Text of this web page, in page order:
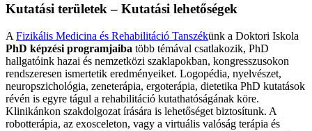
Kutatási területek – Kutatási lehetőségek
A Fizikális Medicina és Rehabilitáció Tanszékünk a Doktori Iskola
PhD képzési programjaiba több témával csatlakozik, PhD
hallgatóink hazai és nemzetközi szaklapokban, kongresszusokon
rendszeresen ismertetik eredményeiket. Logopédia, nyelvészet,
neuropszichológia, zeneterápia, ergoterápia, dietetika PhD kutatások
révén is egyre tágul a rehabilitáció kutathatóságának köre.
Klinikánkon szakdolgozat írására is lehetőséget biztosítunk. A
robotterápia, az exosceleton, vagy a virtuális valóság terápia és